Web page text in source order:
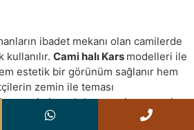
ibadet mekanı olan camilerde
Cami halı Kars modelleri ile
estetik bir görünüm sağlanır hem
zemin ile teması
seçimi yapılırken cami ve mescit
göz önünde bulundurularak